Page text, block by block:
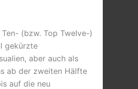
(bzw. Top Twelve-)
gekürzte
aber auch als
ab der zweiten Hälfte
auf die neu